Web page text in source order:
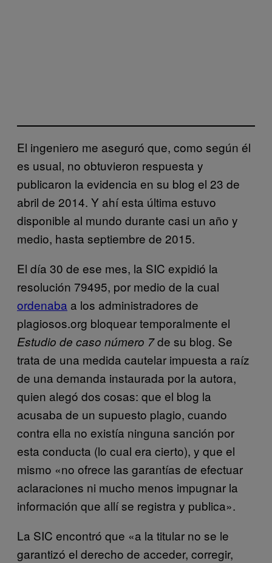
El ingeniero me aseguró que, como según él
es usual, no obtuvieron respuesta y
publicaron la evidencia en su blog el 23 de
abril de 2014. Y ahí esta última estuvo
disponible al mundo durante casi un año y
medio, hasta septiembre de 2015.
El día 30 de ese mes, la SIC expidió la
resolución 79495, por medio de la cual
ordenaba a los administradores de
plagiosos.org bloquear temporalmente el
Estudio de caso número 7de su blog. Se
trata de una medida cautelar impuesta a raíz
de una demanda instaurada por la autora,
quien alegó dos cosas: que el blog la
acusaba de un supuesto plagio, cuando
contra ella no existía ninguna sanción por
esta conducta (lo cual era cierto), y que el
mismo «no ofrece las garantías de efectuar
aclaraciones ni mucho menos impugnar la
información que allí se registra y publica».
La SIC encontró que «a la titular no se le
garantizó el derecho de acceder, corregir,